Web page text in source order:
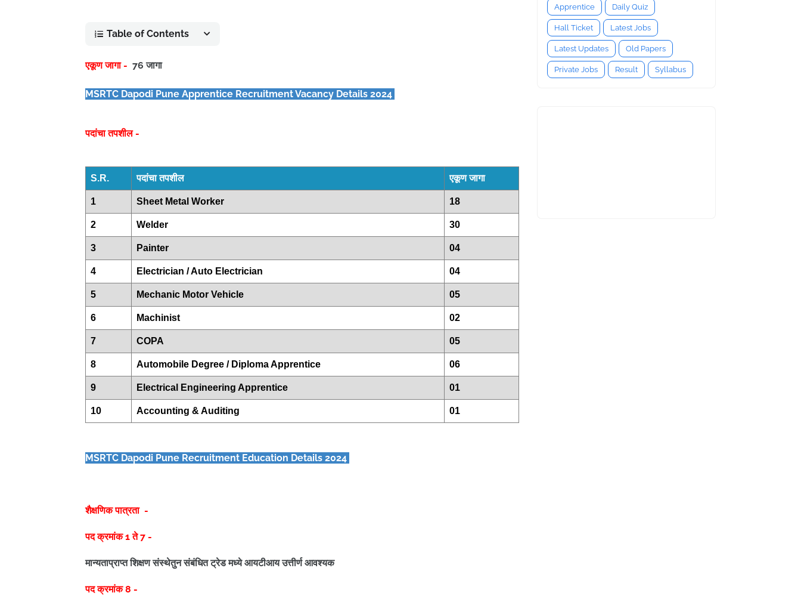
Table of Contents
एकूण जागा - 76 जागा
MSRTC Dapodi Pune Apprentice Recruitment Vacancy Details 2024
पदांचा तपशील -
S.R. पदांचा तपशील एकूण जागा
1 Sheet Metal Worker 18
2 Welder 30
3 Painter 04
4 Electrician / Auto Electrician 04
5 Mechanic Motor Vehicle 05
6 Machinist 02
7 COPA 05
8 Automobile Degree / Diploma Apprentice 06
9 Electrical Engineering Apprentice 01
10 Accounting & Auditing 01
MSRTC Dapodi Pune Recruitment Education Details 2024
शैक्षणिक पात्रता -
पद क्रमांक 1 ते 7 -
मान्यताप्राप्त शिक्षण संस्थेतुन संबंधित ट्रेड मध्ये आयटीआय उत्तीर्ण आवश्यक
पद क्रमांक 8 -
Apprentice Daily Quiz
Hall Ticket Latest Jobs
Latest Updates Old Papers
Private Jobs Result Syllabus